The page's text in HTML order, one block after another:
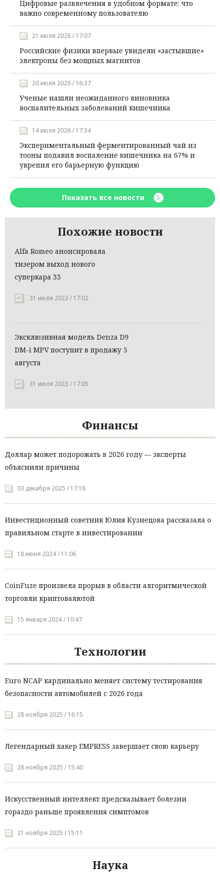
Цифровые развлечения в удобном формате: что
важно современному пользователю
21 июля 2026 / 17:07
Российские физики впервые увидели «застывшие»
электроны без мощных магнитов
20 июля 2026 / 16:37
Ученые нашли неожиданного виновника
воспалительных заболеваний кишечника
14 июля 2026 / 17:34
Экспериментальный ферментированный чай из
тооны подавил воспаление кишечника на 67% и
укрепил его барьерную функцию
Показать все новости
Похожие новости
Alfa Romeo анонсировала
тизером выход нового
суперкара 33
31 июля 2023 / 17:02
Эксклюзивная модель Denza D9
DM-i MPV поступит в продажу 5
августа
31 июля 2023 / 17:05
Финансы
Доллар может подорожать в 2026 году — эксперты
объяснили причины
03 декабря 2025 / 17:18
Инвестиционный советник Юлия Кузнецова рассказала о
правильном старте в инвестировании
18 июня 2024 / 11:06
CoinFuze произвела прорыв в области алгоритмической
торговли криптовалютой
15 января 2024 / 10:47
Технологии
Euro NCAP кардинально меняет систему тестирования
безопасности автомобилей с 2026 года
28 ноября 2025 / 16:15
Легендарный хакер EMPRESS завершает свою карьеру
28 ноября 2025 / 15:40
Искусственный интеллект предсказывает болезни
гораздо раньше проявления симптомов
21 ноября 2025 / 15:11
Наука